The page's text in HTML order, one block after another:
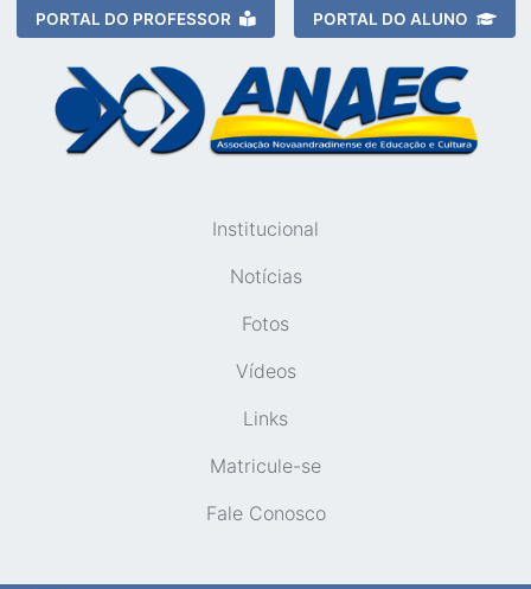
PORTAL DO PROFESSOR PORTAL DO ALUNO
Institucional
Notícias
Fotos
Vídeos
Links
Matricule-se
Fale Conosco